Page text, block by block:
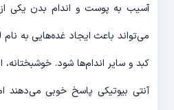
آسیب به پوست و اندام بدن یکی
می‌تواند باعث ایجاد غده‌هایی به
کبد و سایر اندام‌ها شود. خوشبختانه،
آنتی بیوتیکی پاسخ خوبی